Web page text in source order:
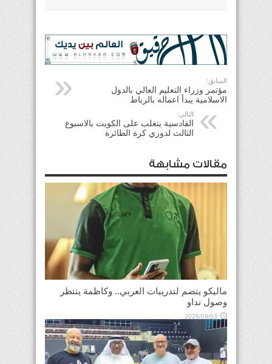
السابق:
مؤتمر وزراء التعليم العالي بالدول
الاسلامية يبدأ اعماله بالرباط
التالي:
القادسية يتغلب على الكويت بالاسبوع
الثالث لدوري كرة الطائرة
مقالات مشابهة
ماليكو ينضم لتدريبات العربي.. وكاظمة ينتظر
وصول نداو
2026/08/03